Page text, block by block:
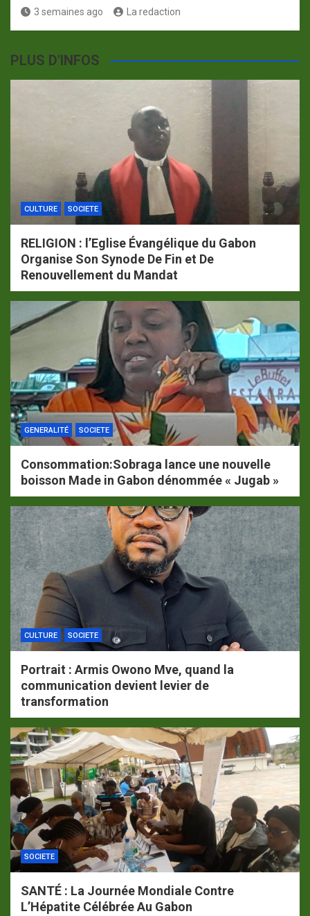
3 semaines ago La redaction
PLUS D'INFOS
CULTURE SOCIETE
RELIGION : l’Eglise Évangélique du Gabon
Organise Son Synode De Fin et De
Renouvellement du Mandat
GENERALITÉ SOCIETE
Consommation:Sobraga lance une nouvelle
boisson Made in Gabon dénommée « Jugab »
CULTURE SOCIETE
Portrait : Armis Owono Mve, quand la
communication devient levier de
transformation
SOCIETE
SANTÉ : La Journée Mondiale Contre
L’Hépatite Célébrée Au Gabon